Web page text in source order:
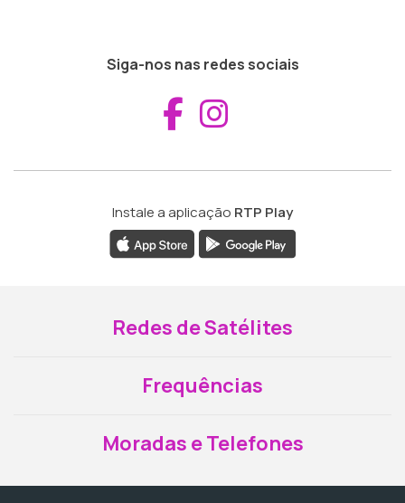
Siga-nos nas redes sociais
Aceder ao
Instale a aplicação RTP Play
Redes de Satélites
Frequências
Moradas e Telefones